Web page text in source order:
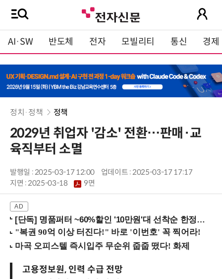
AI·SW 반도체 전자 모빌리티 통신 경제
정치·정책 정책
2029년 취업자 '감소' 전환…판매·교
육직부터 소멸
발행일 : 2025-03-17 12:00
업데이트 : 2025-03-17 17:17
지면 :2025-03-18 9면
[단독] 명품퍼터 ~60%할인 '10만원'대 선착순 한정판매!
고용정보원, 인력 수급 전망